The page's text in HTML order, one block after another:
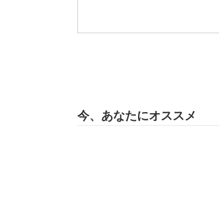
今、あなたにオススメ